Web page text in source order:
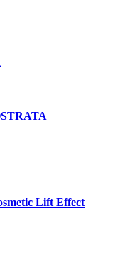
Lift Effect